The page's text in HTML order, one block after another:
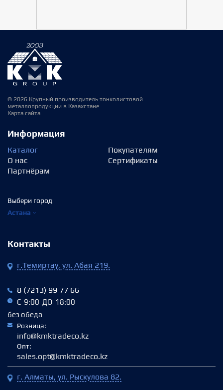
© 2026 Крупный производитель тонколистовой
металлопродукции в Казахстане
Карта сайта
Информация
Каталог
О нас
Партнёрам
Покупателям
Сертификаты
Выбери город
Астана
Контакты
г.Темиртау, ул. Абая 219.
8 (7213) 99 77 66
С 9:00 ДО 18:00
без обеда
Розница:
info@kmktradeco.kz
Опт:
sales.opt@kmktradeco.kz
г. Алматы, ул. Рыскулова 82.